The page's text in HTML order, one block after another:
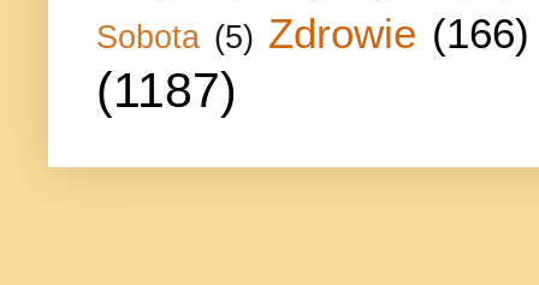
Sobota (5) Zdrowie (166)
(1187)